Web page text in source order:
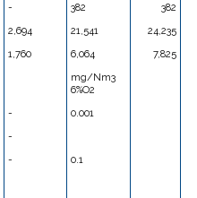
- 382
382
2,694 21,541
24,235
1,760 6,064
7,825
mg/Nm3
6%O2
-
0.001
-
-
0.1